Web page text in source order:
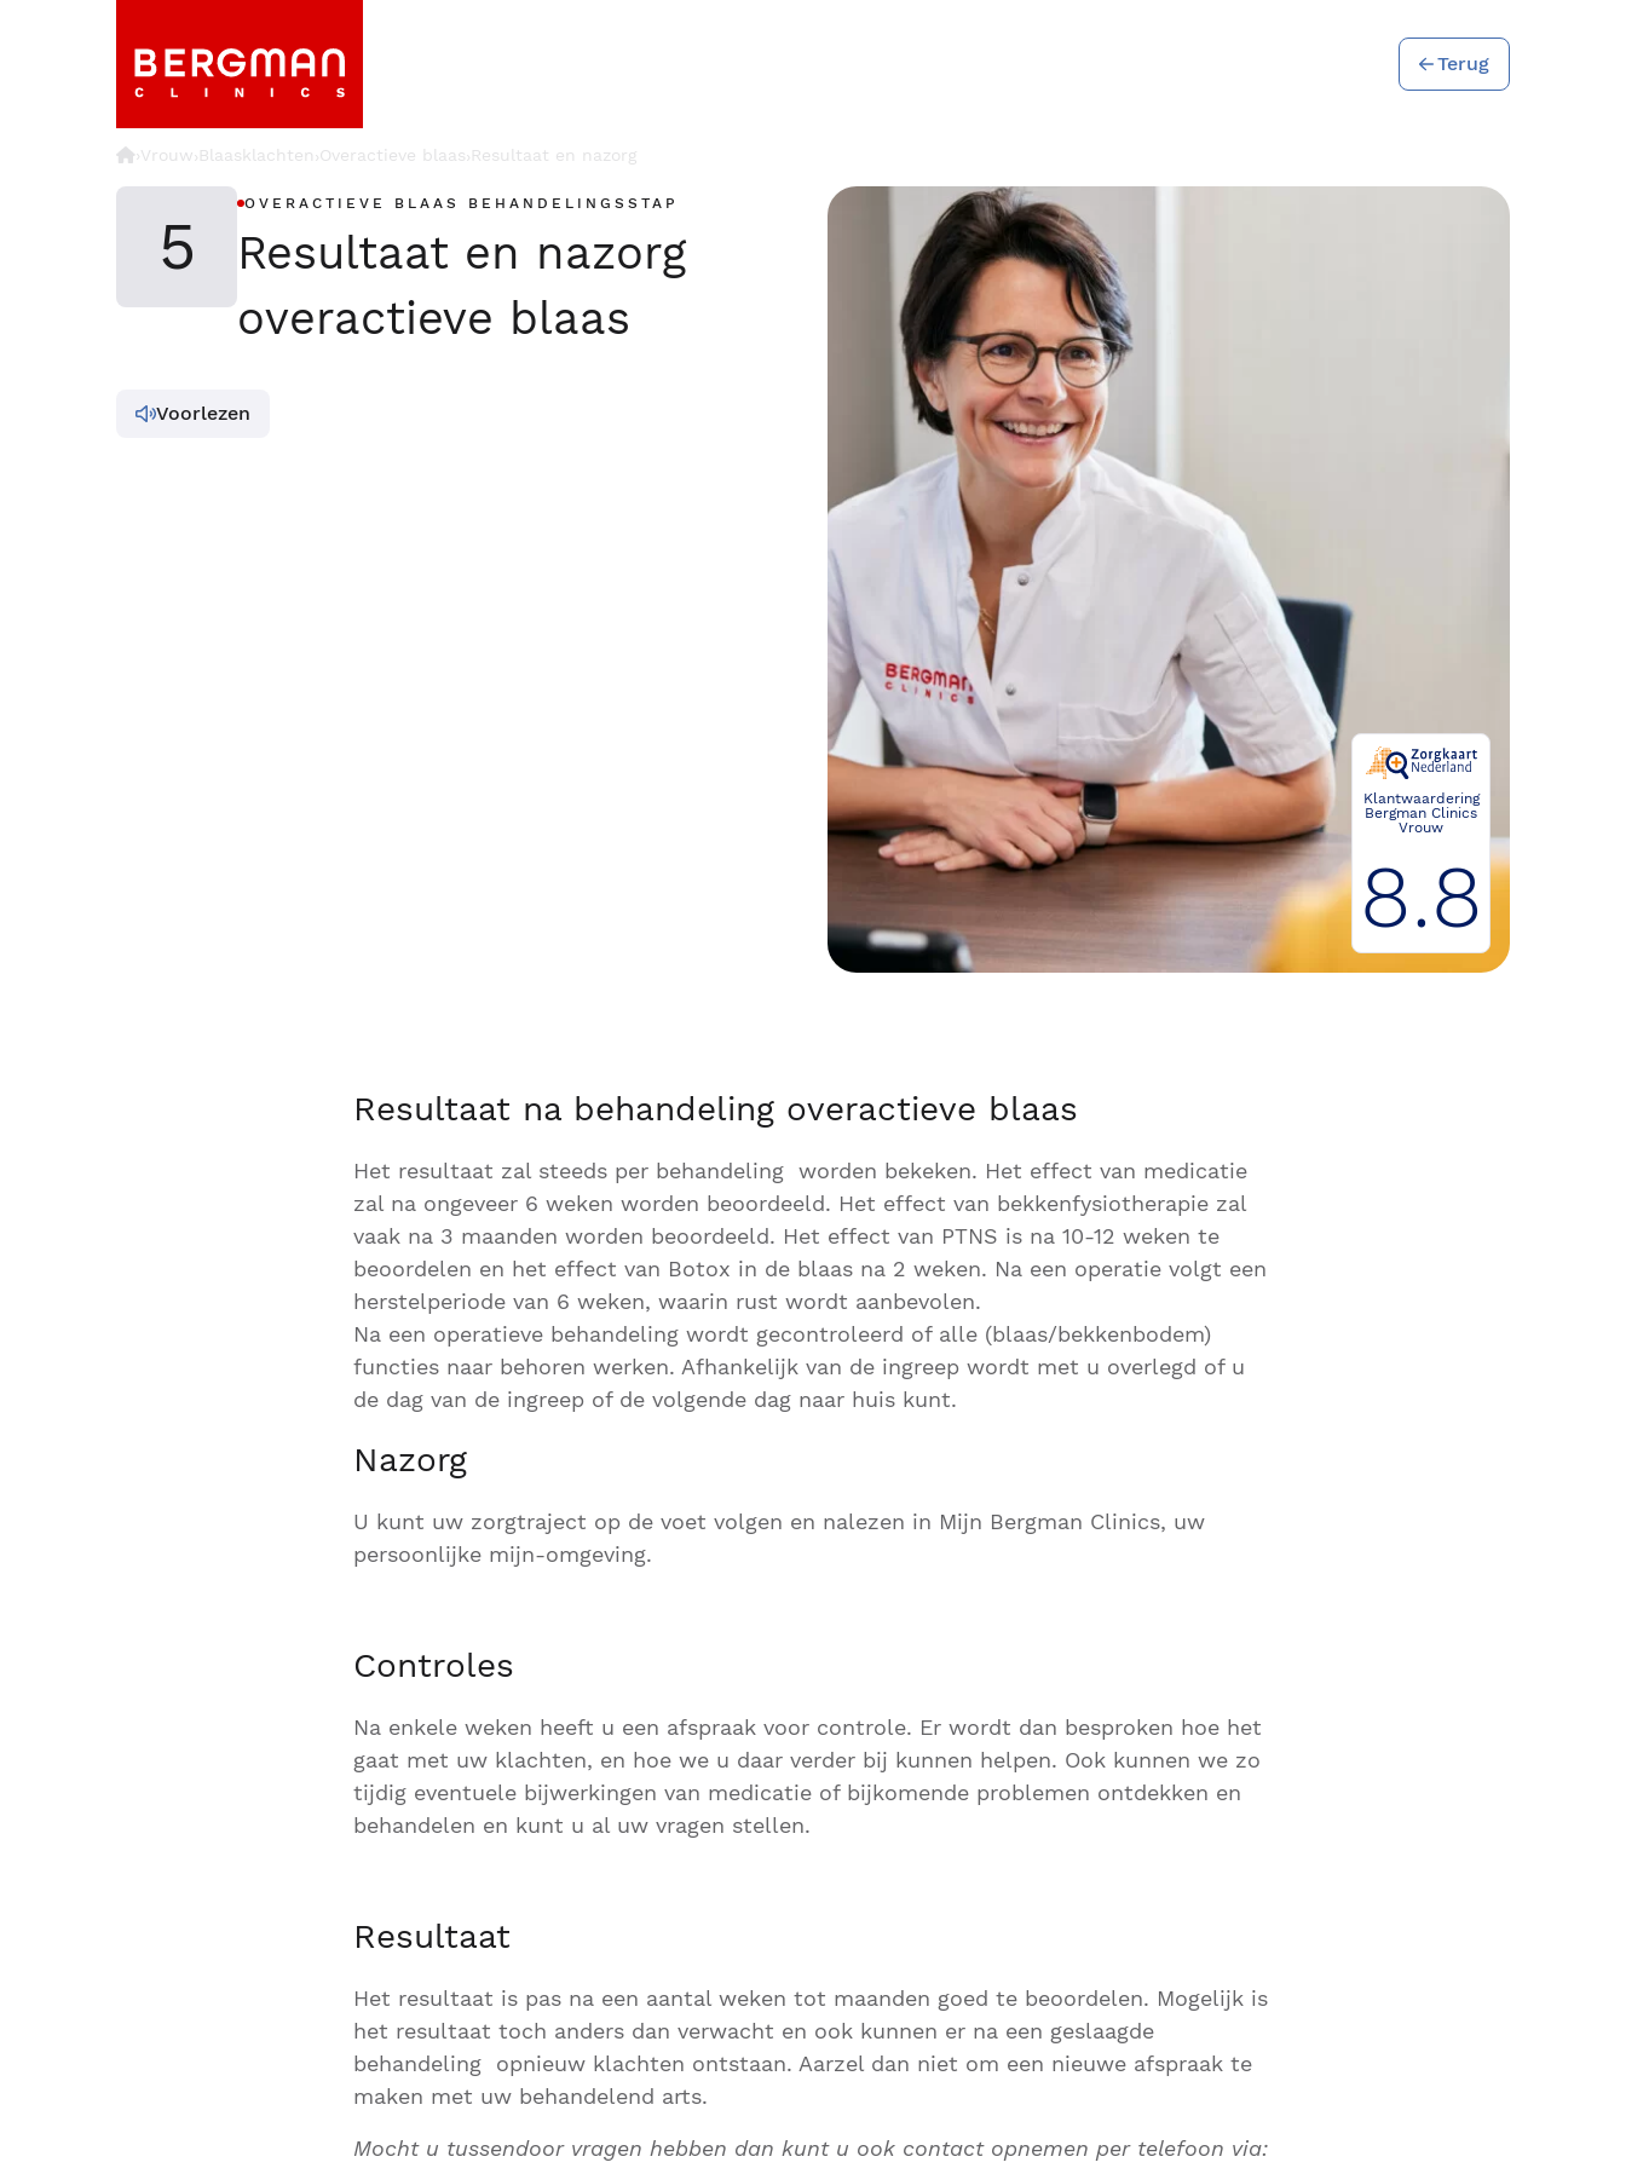
Terug
›Vrouw›Blaasklachten›Overactieve blaas›Resultaat en nazorg
5
OVERACTIEVE BLAAS BEHANDELINGSSTAP
Resultaat en nazorg
overactieve blaas
Voorlezen
Klantwaardering
Bergman Clinics
Vrouw
8.8
Resultaat na behandeling overactieve blaas
Het resultaat zal steeds per behandeling worden bekeken. Het effect van medicatie
zal na ongeveer 6 weken worden beoordeeld. Het effect van bekkenfysiotherapie zal
vaak na 3 maanden worden beoordeeld. Het effect van PTNS is na 10-12 weken te
beoordelen en het effect van Botox in de blaas na 2 weken. Na een operatie volgt een
herstelperiode van 6 weken, waarin rust wordt aanbevolen.
Na een operatieve behandeling wordt gecontroleerd of alle (blaas/bekkenbodem)
functies naar behoren werken. Afhankelijk van de ingreep wordt met u overlegd of u
de dag van de ingreep of de volgende dag naar huis kunt.
Nazorg
U kunt uw zorgtraject op de voet volgen en nalezen in Mijn Bergman Clinics, uw
persoonlijke mijn-omgeving.
Controles
Na enkele weken heeft u een afspraak voor controle. Er wordt dan besproken hoe het
gaat met uw klachten, en hoe we u daar verder bij kunnen helpen. Ook kunnen we zo
tijdig eventuele bijwerkingen van medicatie of bijkomende problemen ontdekken en
behandelen en kunt u al uw vragen stellen.
Resultaat
Het resultaat is pas na een aantal weken tot maanden goed te beoordelen. Mogelijk is
het resultaat toch anders dan verwacht en ook kunnen er na een geslaagde
behandeling opnieuw klachten ontstaan. Aarzel dan niet om een nieuwe afspraak te
maken met uw behandelend arts.
Mocht u tussendoor vragen hebben dan kunt u ook contact opnemen per telefoon via: